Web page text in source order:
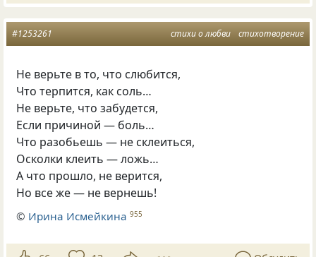
стихи о любви стихотворение
#1253261
Не верьте в то, что слюбится,
Что терпится, как соль…
Не верьте, что забудется,
Если причиной — боль…
Что разобьешь — не склеиться,
Осколки клеить — ложь…
А что прошло, не верится,
Но все же — не вернешь!
© Ирина Исмейкина 955